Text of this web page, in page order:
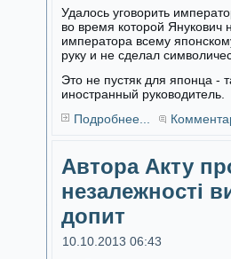
Удалось уговорить
во время которой Янукович
императора всему
руку и не сделал
Это не пустяк для японца -
иностранный руководитель.
Подробнее...
Автора Акту
незалежності
допит
10.10.2013 06:43